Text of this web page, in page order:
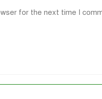
for the next time I